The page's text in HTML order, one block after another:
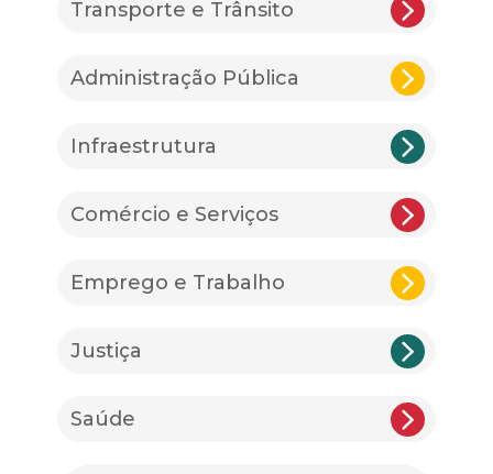
Transporte e Trânsito
Administração Pública
Infraestrutura
Comércio e Serviços
Emprego e Trabalho
Justiça
Saúde